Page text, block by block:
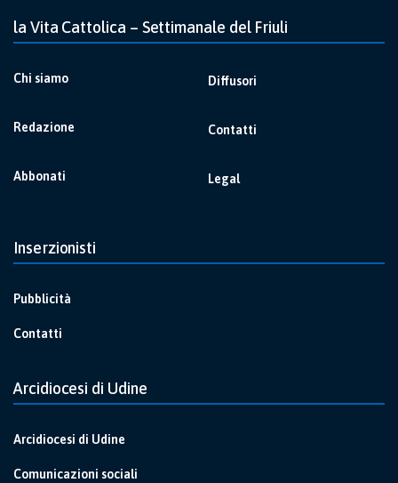
la Vita Cattolica – Settimanale del Friuli
Chi siamo
Redazione
Abbonati
Diffusori
Contatti
Legal
Inserzionisti
Pubblicità
Contatti
Arcidiocesi di Udine
Arcidiocesi di Udine
Comunicazioni sociali